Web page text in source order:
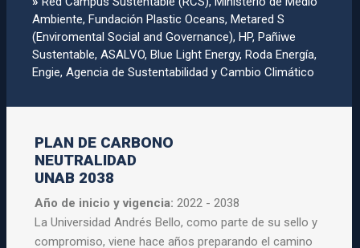
Ambiente, Fundación Plastic Oceans, Metared S
(Enviromental Social and Governance), HP, Pañiwe
Sustentable, ASALVO, Blue Light Energy, Roda Energí­a,
Engie, Agencia de Sustentabilidad y Cambio Climático
PLAN DE CARBONO
NEUTRALIDAD
UNAB 2038
Año de inicio y vigencia:2022 - 2038
La Universidad Andrés Bello, como parte de su sello y
compromiso, viene hace años preparando el camino